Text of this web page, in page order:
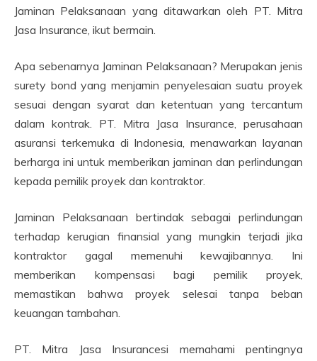
Jaminan Pelaksanaan yang ditawarkan oleh PT. Mitra
Jasa Insurance, ikut bermain.
Apa sebenarnya Jaminan Pelaksanaan? Merupakan jenis
surety bond yang menjamin penyelesaian suatu proyek
sesuai dengan syarat dan ketentuan yang tercantum
dalam kontrak. PT. Mitra Jasa Insurance, perusahaan
asuransi terkemuka di Indonesia, menawarkan layanan
berharga ini untuk memberikan jaminan dan perlindungan
kepada pemilik proyek dan kontraktor.
Jaminan Pelaksanaan bertindak sebagai perlindungan
terhadap kerugian finansial yang mungkin terjadi jika
kontraktor gagal memenuhi kewajibannya. Ini
memberikan kompensasi bagi pemilik proyek,
memastikan bahwa proyek selesai tanpa beban
keuangan tambahan.
PT. Mitra Jasa Insurancesi memahami pentingnya